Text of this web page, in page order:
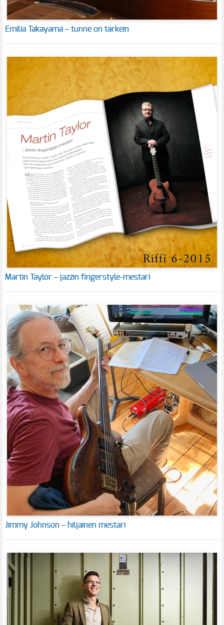
Emilia Takayama – tunne on tärkein
Martin Taylor – jazzin fingerstyle-mestari
Jimmy Johnson – hiljainen mestari